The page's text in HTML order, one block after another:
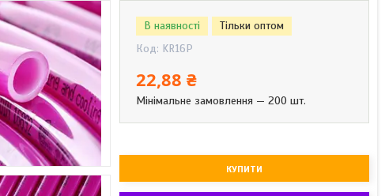
В наявності
Тільки оптом
Код: KR16P
22,88 ₴
Мінімальне замовлення — 200 шт.
КУПИТИ